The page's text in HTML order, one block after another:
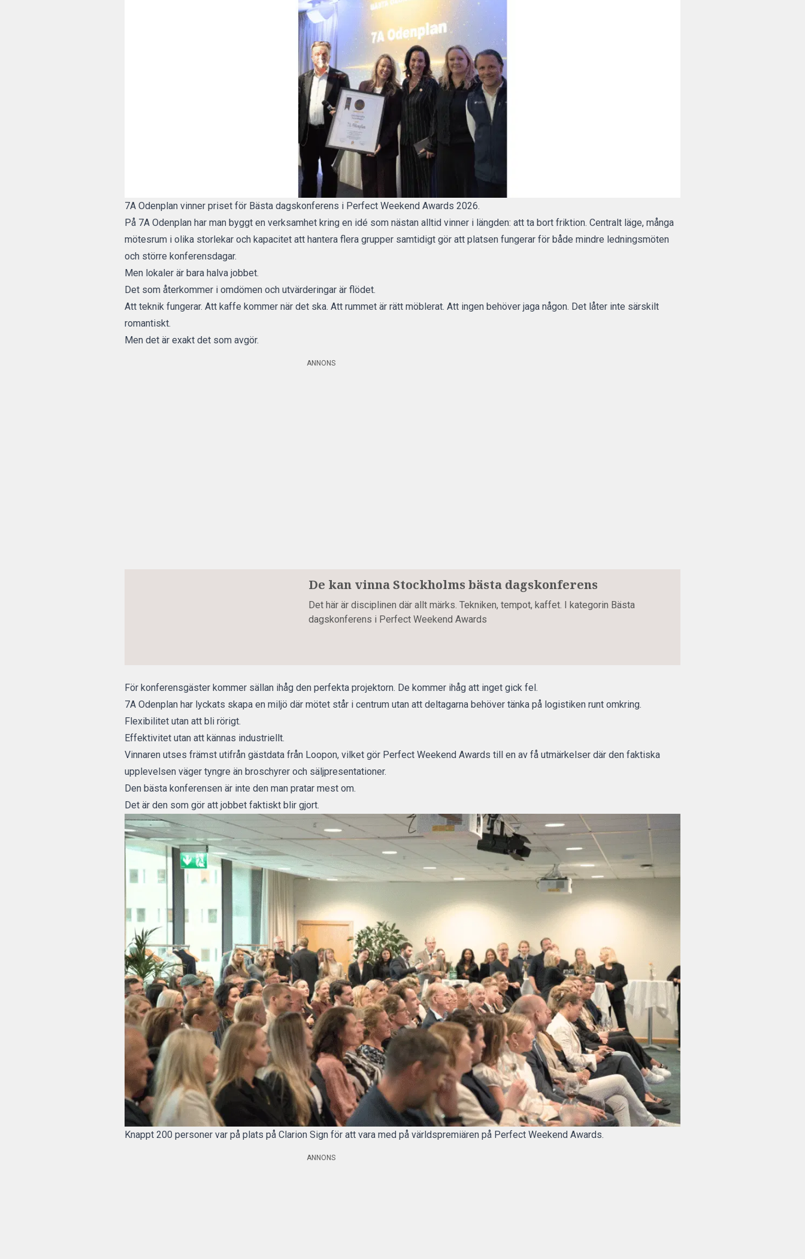
7A Odenplan vinner priset för Bästa dagskonferens i Perfect Weekend Awards 2026.
På 7A Odenplan har man byggt en verksamhet kring en idé som nästan alltid vinner i längden: att ta bort friktion. Centralt läge, många
mötesrum i olika storlekar och kapacitet att hantera flera grupper samtidigt gör att platsen fungerar för både mindre ledningsmöten
och större konferensdagar.
Men lokaler är bara halva jobbet.
Det som återkommer i omdömen och utvärderingar är flödet.
Att teknik fungerar. Att kaffe kommer när det ska. Att rummet är rätt möblerat. Att ingen behöver jaga någon. Det låter inte särskilt
romantiskt.
Men det är exakt det som avgör.
ANNONS
De kan vinna Stockholms bästa dagskonferens
Det här är disciplinen där allt märks. Tekniken, tempot, kaffet. I kategorin Bästa
dagskonferens i Perfect Weekend Awards
För konferensgäster kommer sällan ihåg den perfekta projektorn. De kommer ihåg att inget gick fel.
7A Odenplan har lyckats skapa en miljö där mötet står i centrum utan att deltagarna behöver tänka på logistiken runt omkring.
Flexibilitet utan att bli rörigt.
Effektivitet utan att kännas industriellt.
Vinnaren utses främst utifrån gästdata från Loopon, vilket gör Perfect Weekend Awards till en av få utmärkelser där den faktiska
upplevelsen väger tyngre än broschyrer och säljpresentationer.
Den bästa konferensen är inte den man pratar mest om.
Det är den som gör att jobbet faktiskt blir gjort.
Knappt 200 personer var på plats på Clarion Sign för att vara med på världspremiären på Perfect Weekend Awards.
ANNONS